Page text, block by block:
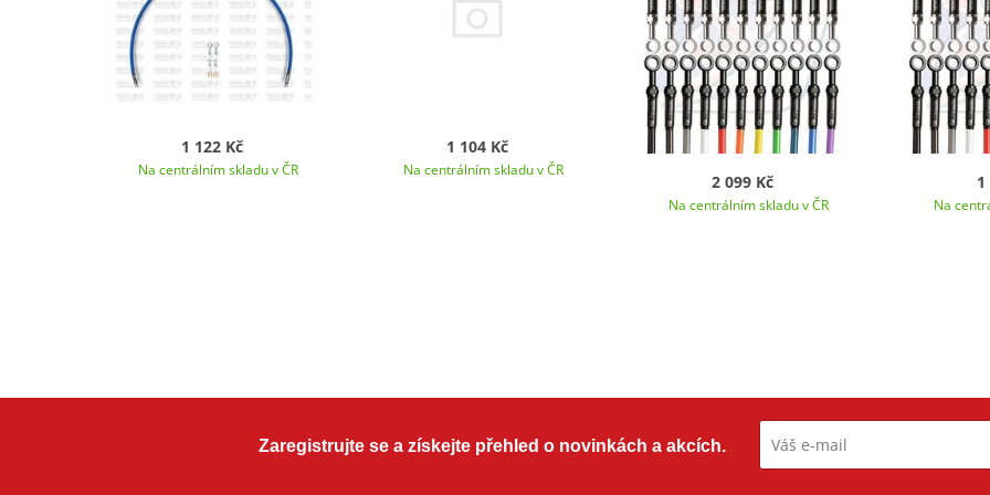
1 122 Kč
Na centrálním skladu v ČR
1 104 Kč
Na centrálním skladu v ČR
2 099 Kč
Na centrálním skladu v ČR
1
Na
Zaregistrujte se a získejte přehled o novinkách a akcích.